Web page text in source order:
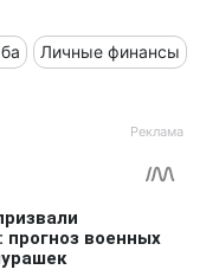
Личные финансы